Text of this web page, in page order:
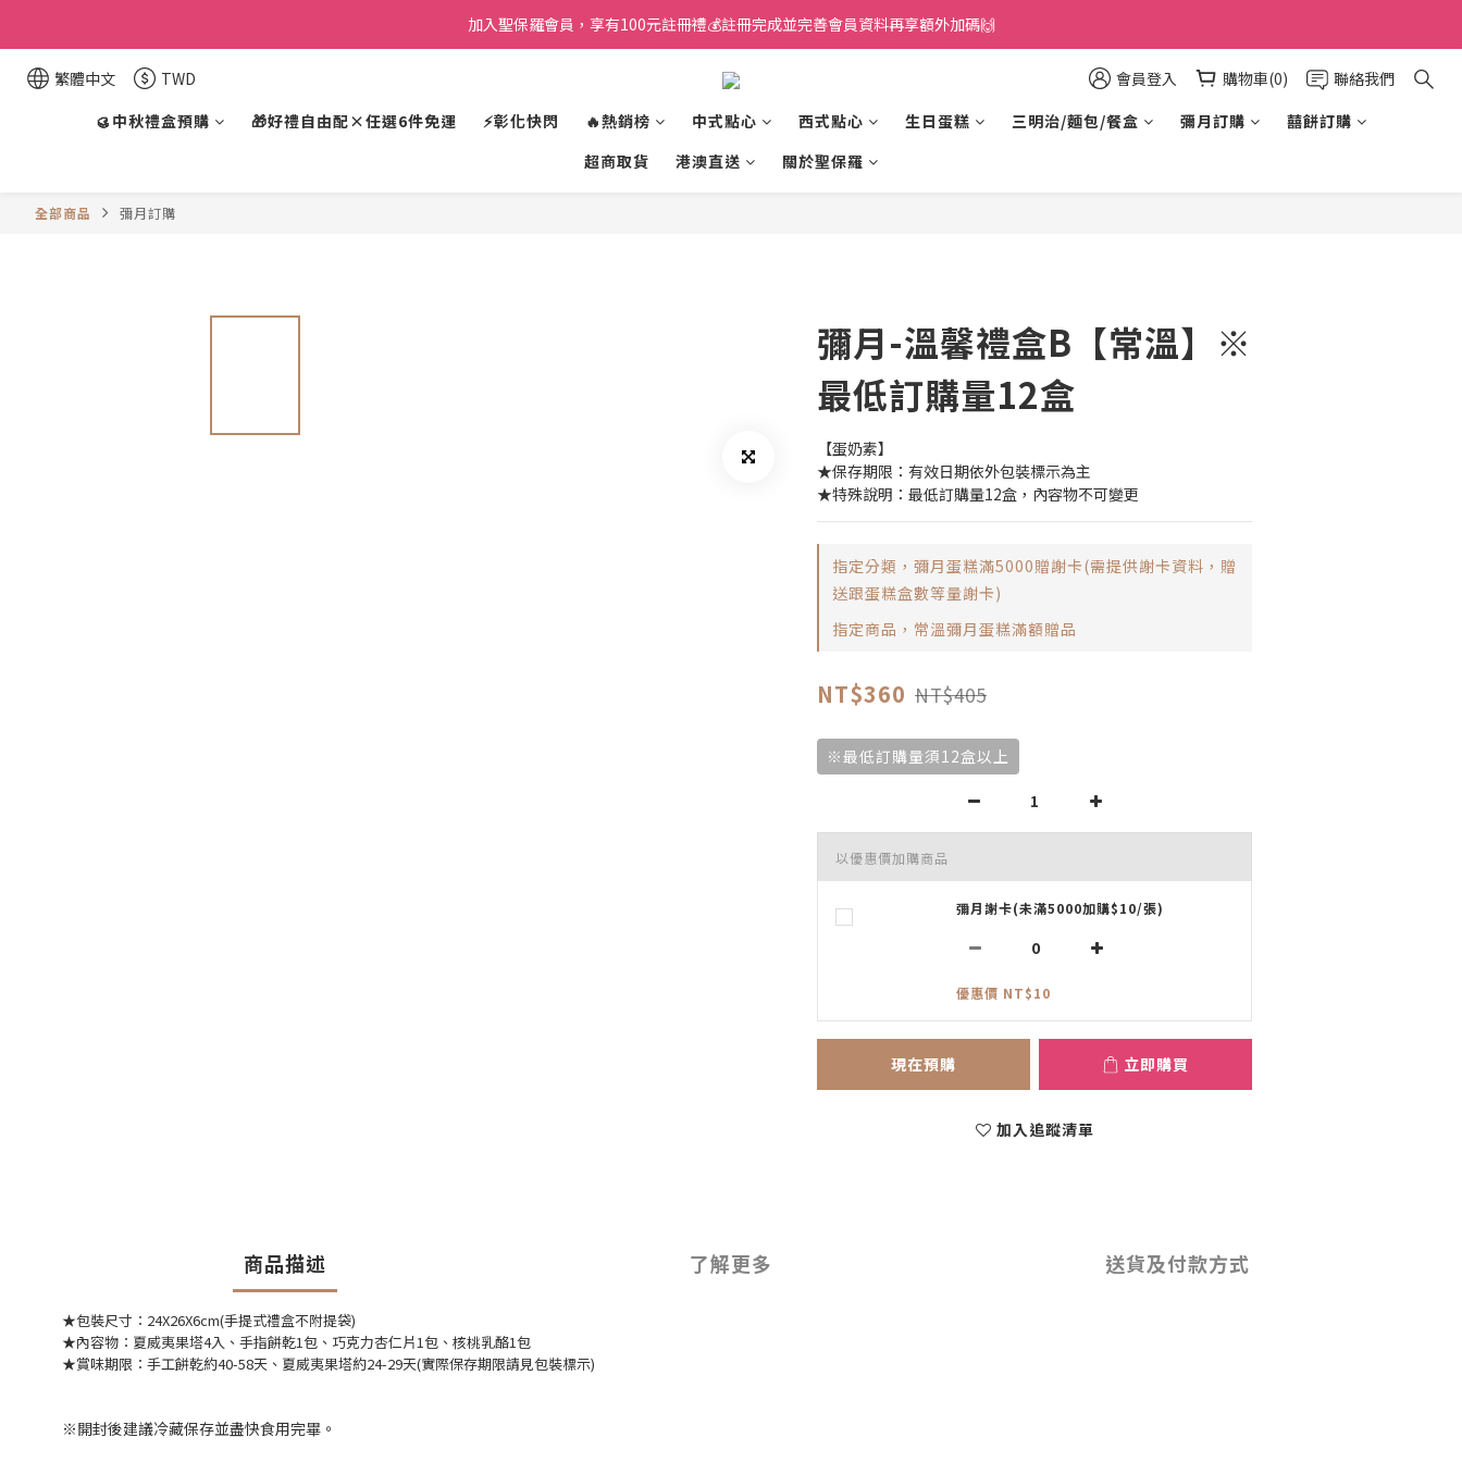
加入聖保羅會員，享有100元註冊禮💰註冊完成並完善會員資料再享額外加碼🙌
繁體中文 TWD 會員登入 購物車(0)
聯絡我們
🥮中秋禮盒預購
🎁好禮自由配×任選6件免運 ⚡彰化快閃 🔥熱銷榜 中式點心 西式點心 生日蛋糕 三明治/麵包/餐盒 彌月訂購
囍餅訂購
超商取貨
港澳直送 關於聖保羅
全部商品 彌月訂購
彌月-溫馨禮盒B【常溫】※
最低訂購量12盒
【蛋奶素】
★保存期限：有效日期依外包裝標示為主
★特殊說明：最低訂購量12盒，內容物不可變更
指定分類，彌月蛋糕滿5000贈謝卡(需提供謝卡資料，贈
送跟蛋糕盒數等量謝卡)
指定商品，常溫彌月蛋糕滿額贈品
NT$360 NT$405
※最低訂購量須12盒以上
以優惠價加購商品
彌月謝卡(未滿5000加購$10/張)
優惠價 NT$10
現在預購 立即購買
加入追蹤清單
商品描述 了解更多 送貨及付款方式
★包裝尺寸：24X26X6cm(手提式禮盒不附提袋)
★內容物 ：夏威夷果塔4入、 手指餅乾1包、 巧克力杏仁片1包 、核桃乳酪1包
★賞味期限：手工餅乾約40-58天、夏威夷果塔約24-29天(實際保存期限請見包裝標示)
※開封後建議冷藏保存並盡快食用完畢。